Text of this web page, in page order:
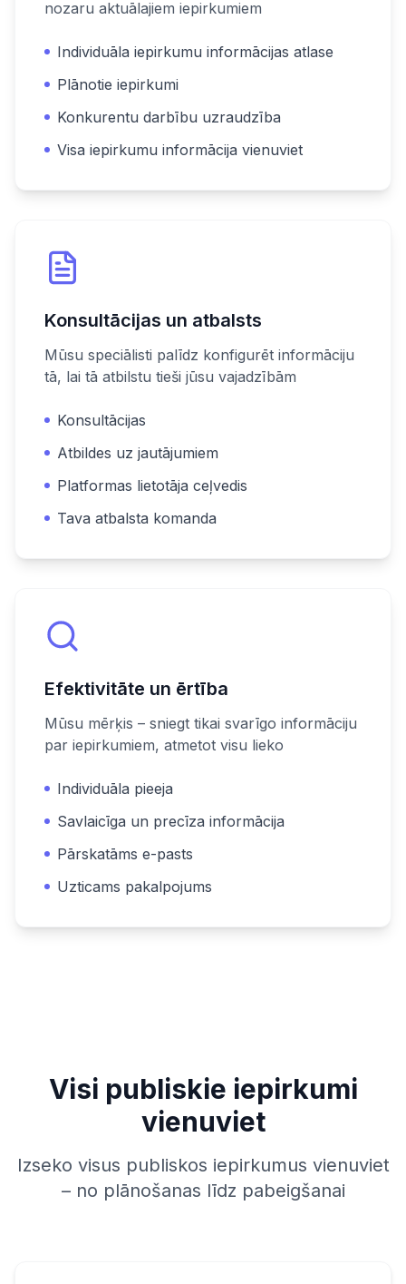
nozaru aktuālajiem iepirkumiem
Individuāla iepirkumu informācijas atlase
Plānotie iepirkumi
Konkurentu darbību uzraudzība
Visa iepirkumu informācija vienuviet
Konsultācijas un atbalsts
Mūsu speciālisti palīdz konfigurēt informāciju
tā, lai tā atbilstu tieši jūsu vajadzībām
Konsultācijas
Atbildes uz jautājumiem
Platformas lietotāja ceļvedis
Tava atbalsta komanda
Efektivitāte un ērtība
Mūsu mērķis – sniegt tikai svarīgo informāciju
par iepirkumiem, atmetot visu lieko
Individuāla pieeja
Savlaicīga un precīza informācija
Pārskatāms e-pasts
Uzticams pakalpojums
Visi publiskie iepirkumi
vienuviet
Izseko visus publiskos iepirkumus vienuviet
– no plānošanas līdz pabeigšanai